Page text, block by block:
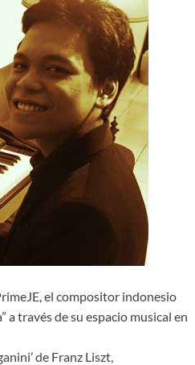
el compositor indonesio
a través de su espacio musical en
de Franz Liszt,